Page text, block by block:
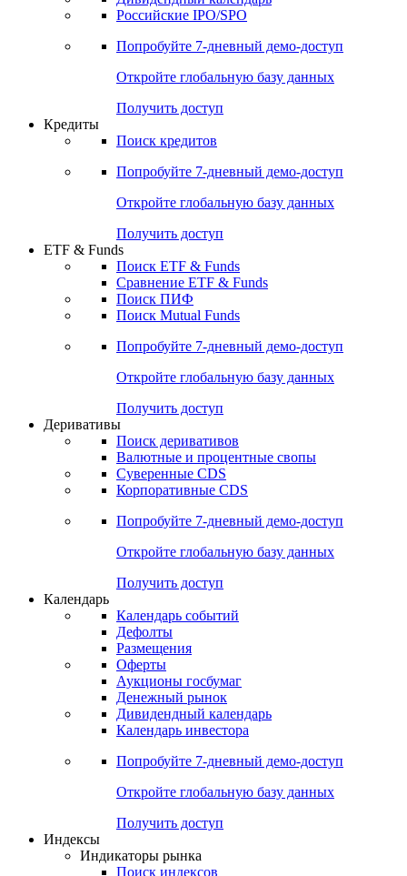
Получить доступ
Поиск акций
Российские IPO/SPO
Попробуйте7-дневный
Откройте глобальную базу данных
Получить доступ
Поиск кредитов
Попробуйте7-дневный
Откройте глобальную базу данных
Получить доступ
ETF & Funds
Сравнение ETF & Funds
Поиск Mutual Funds
Попробуйте7-дневный
Откройте глобальную базу данных
Получить доступ
Деривативы
Валютные и процентные свопы
Корпоративные CDS
Попробуйте7-дневный
Откройте глобальную базу данных
Получить доступ
Календарь
Календарь событий
Дефолты
Размещения
Оферты
Денежный рынок
Календарь инвестора
Попробуйте7-дневный
Откройте глобальную базу данных